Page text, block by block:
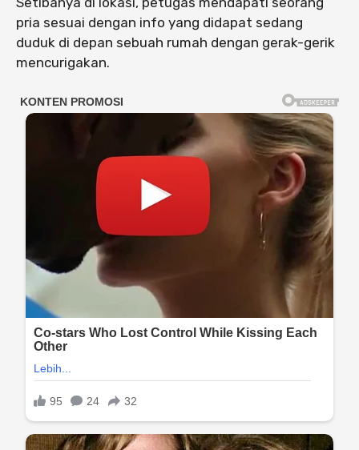
pria sesuai dengan info yang didapat sedang
duduk di depan sebuah rumah dengan gerak-gerik
mencurigakan.